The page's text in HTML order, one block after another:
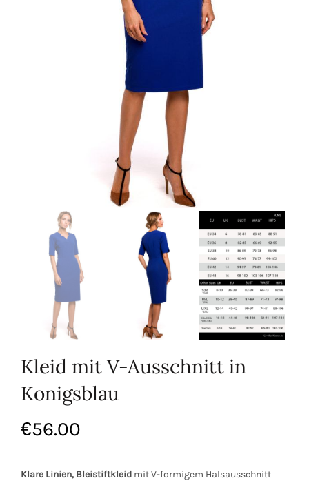
Kleid mit V-Ausschnitt in
Konigsblau
€56.00
Klare Linien, Bleistiftkleid mit V-formigem Halsausschnitt